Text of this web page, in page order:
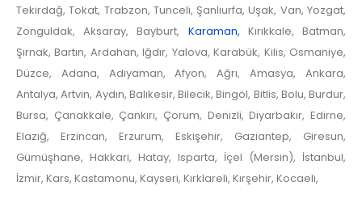
Tekirdağ, Tokat, Trabzon, Tunceli, Şanlıurfa, Uşak, Van, Yozgat,
Zonguldak, Aksaray, Bayburt, Karaman, Kırıkkale, Batman,
Şırnak, Bartın, Ardahan, Iğdır, Yalova, Karabük, Kilis, Osmaniye,
Düzce, Adana, Adıyaman, Afyon, Ağrı, Amasya, Ankara,
Antalya, Artvin, Aydın, Balıkesir, Bilecik, Bingöl, Bitlis, Bolu, Burdur,
Bursa, Çanakkale, Çankırı, Çorum, Denizli, Diyarbakır, Edirne,
Elazığ, Erzincan, Erzurum, Eskişehir, Gaziantep, Giresun,
Gümüşhane, Hakkari, Hatay, Isparta, İçel (Mersin), İstanbul,
İzmir, Kars, Kastamonu, Kayseri, Kırklareli, Kırşehir, Kocaeli,